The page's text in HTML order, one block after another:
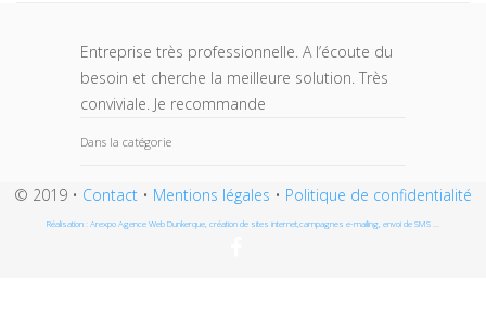
Entreprise très professionnelle. A l’écoute du
besoin et cherche la meilleure solution. Très
conviviale. Je recommande
Dans la catégorie
© 2019 • Contact • Mentions légales • Politique de confidentialité
Réalisation : Arexpo Agence Web Dunkerque, création de sites internet,campagnes e-mailing, envoi de SMS ...